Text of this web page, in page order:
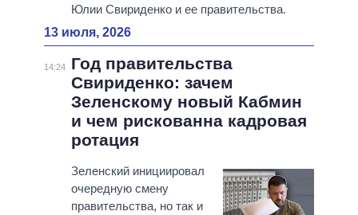
Юлии Свириденко и ее правительства.
13 июля, 2026
14:24
Год правительства
Свириденко: зачем
Зеленскому новый Кабмин
и чем рискованна кадровая
ротация
Зеленский инициировал
очередную смену
правительства, но так и